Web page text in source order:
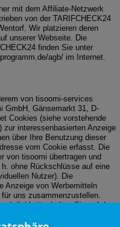
mit dem Affiliate-Netzwerk
von der TARIFCHECK24
Wir platzieren deren
unserer Webseite. Die
finden Sie unter
agb/ im Internet.
von tisoomi-services
GmbH, Gänsemarkt 31, D-
Cookies (siehe vorstehende
zur interessenbasierten Anzeige
über Ihre Benutzung dieser
vom Cookie erfasst. Die
von tisoomi übertragen und
ohne Rückschlüsse auf eine
Nutzer). Die
Anzeige von Werbemitteln
uns zusammenzustellen.
erhalten Sie auf der
weitere Auskünfte.